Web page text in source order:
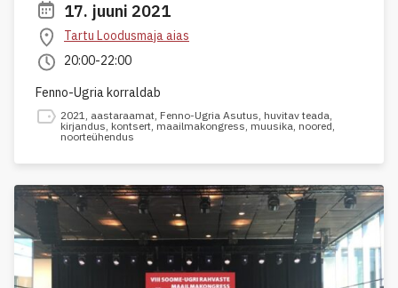
17. juuni 2021
Tartu Loodusmaja aias
20:00-22:00
Fenno-Ugria korraldab
2021, aastaraamat, Fenno-Ugria Asutus, huvitav teada,
kirjandus, kontsert, maailmakongress, muusika, noored,
noorteühendus